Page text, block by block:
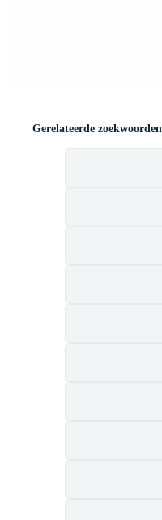
Gerelateerde zoekwoorden